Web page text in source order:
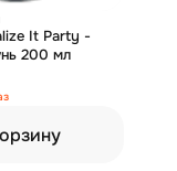
It Party -
200 мл